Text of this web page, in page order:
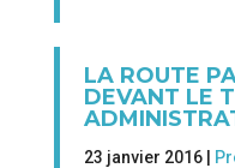
LA ROUTE
DEVANT LE
23 janvier 2016 |